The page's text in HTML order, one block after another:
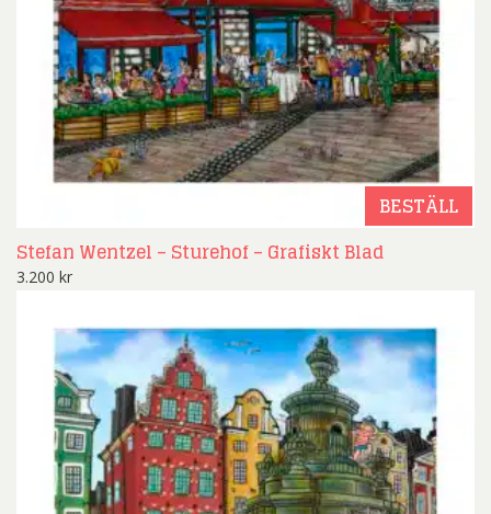
BESTÄLL
Stefan Wentzel – Sturehof – Grafiskt Blad
3.200 kr